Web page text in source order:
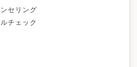
セリング
チェック